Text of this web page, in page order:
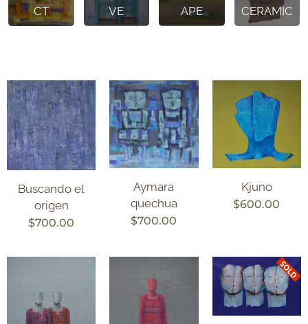
CT
VE
APE
CERAMIC
Buscando el
origen
$700.00
Aymara
quechua
$700.00
Kjuno
$600.00